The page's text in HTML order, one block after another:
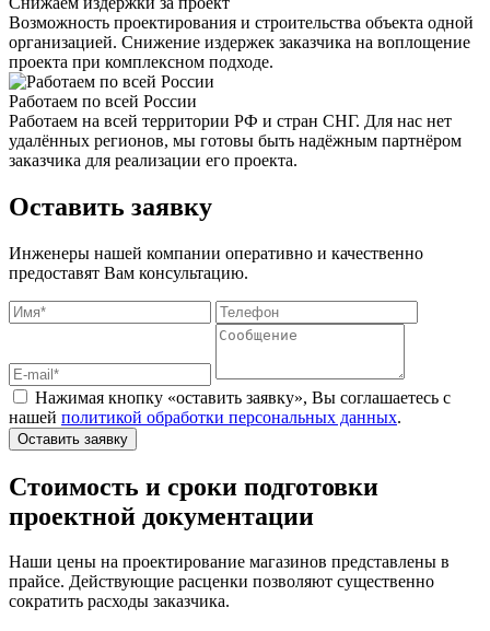
Возможность проектирования и строительства объекта одной
организацией. Снижение издержек заказчика на воплощение
проекта при комплексном подходе.
Работаем по всей России
Работаем на всей территории РФ и стран СНГ. Для нас нет
удалённых регионов, мы готовы быть надёжным партнёром
заказчика для реализации его проекта.
Оставить заявку
Инженеры нашей компании оперативно и качественно
предоставят Вам консультацию.
Нажимая кнопку «оставить заявку», Вы соглашаетесь с
нашей политикой обработки персональных данных.
Оставить заявку
Стоимость и сроки подготовки
проектной документации
Наши цены на проектирование магазинов представлены в
прайсе. Действующие расценки позволяют существенно
сократить расходы заказчика.